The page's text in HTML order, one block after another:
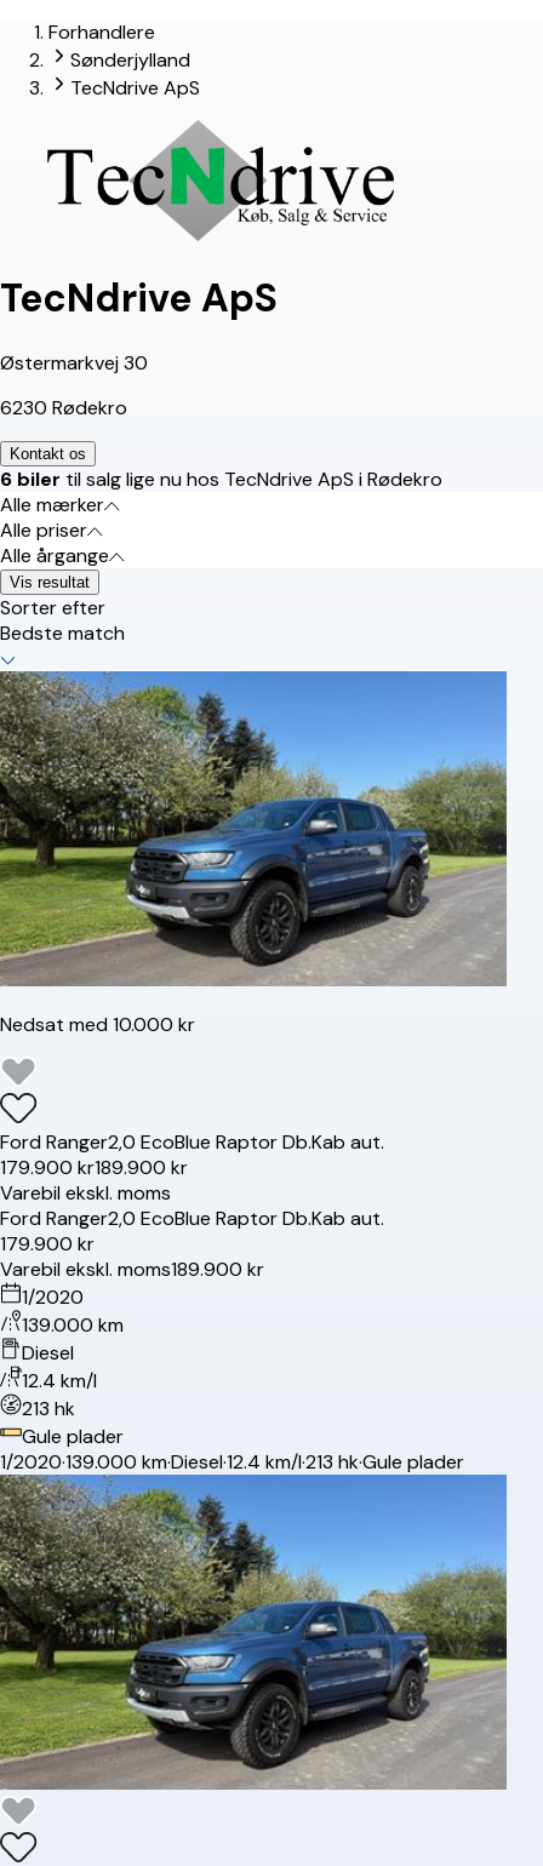
lead-forhandler
Forhandlere
Sønderjylland
TecNdrive ApS
TecNdrive ApS
Østermarkvej 30
6230 Rødekro
Kontakt os
6 biler til salg lige nu hos TecNdrive ApS i Rødekro
Alle mærker
Alle priser
Alle årgange
Vis resultat
Sorter efter
Bedste match
Nedsat med 10.000 kr
FordRanger2,0 EcoBlue Raptor Db.Kab aut.
179.900 kr189.900 kr
Varebil ekskl. moms
FordRanger2,0 EcoBlue Raptor Db.Kab aut.
179.900 kr
Varebil ekskl. moms189.900 kr
1/2020
139.000 km
Diesel
12.4 km/l
213 hk
Gule plader
1/2020·139.000 km·Diesel·12.4 km/l·213 hk·Gule plader